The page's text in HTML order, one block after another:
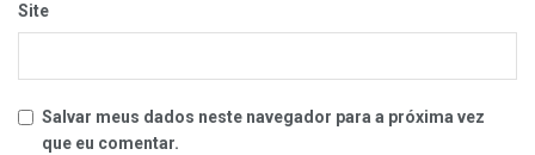
Site
Salvar meus dados neste navegador para a próxima vez
que eu comentar.